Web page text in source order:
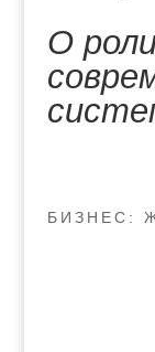
О
БИЗНЕС: